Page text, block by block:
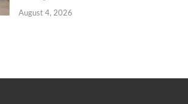
August 4, 2026